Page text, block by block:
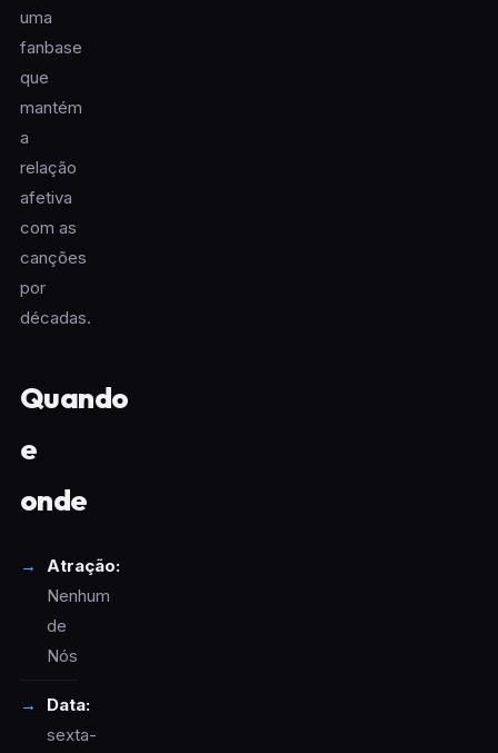
uma
fanbase
que
mantém
a
relação
afetiva
com as
canções
por
décadas.
Quando
e
onde
Atração:
Nenhum
de
Nós
Data:
sexta-